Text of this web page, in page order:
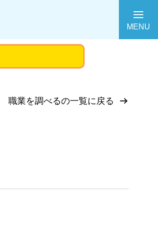
MENU
職業を調べるの一覧に戻る